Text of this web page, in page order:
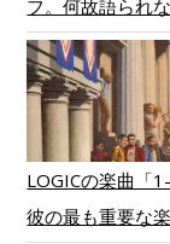
フ。何故語られ
LOGICの楽曲「
彼の最も重要な